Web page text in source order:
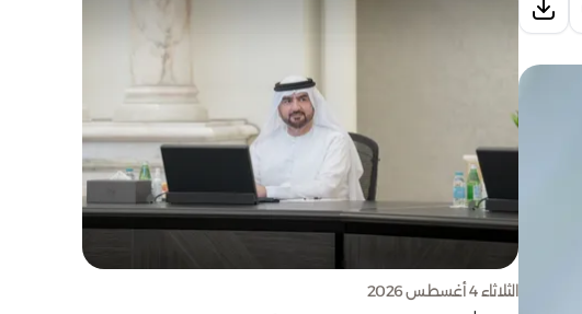
الثلاثاء 4 أغسطس 2026